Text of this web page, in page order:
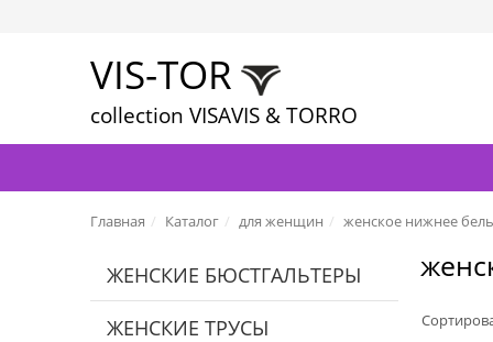
VIS-TOR
collection VISAVIS & TORRO
Главная Каталог для женщин женское нижнее
ЖЕНСКИЕ БЮСТГАЛЬТЕРЫ
ЖЕНСКИЕ ТРУСЫ